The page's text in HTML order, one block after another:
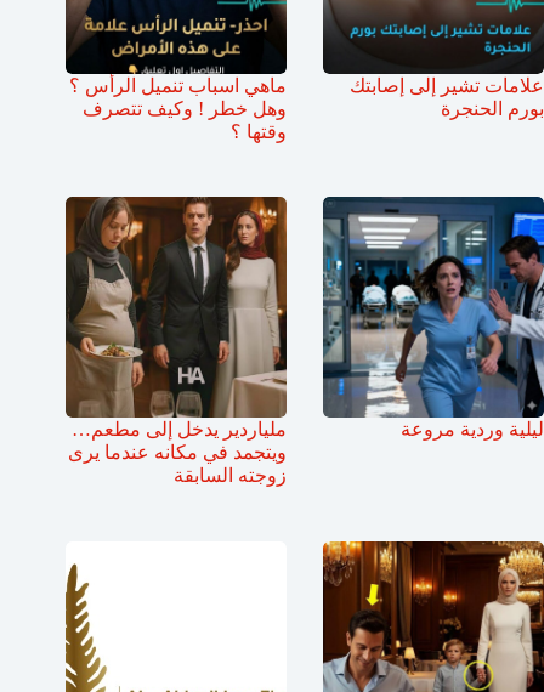
علامات تشير إلى إصابتك
بورم الحنجرة
ماهي اسباب تنميل الرأس ؟
وهل خطر ! وكيف تتصرف
وقتها ؟
ليلية وردية مروعة
ملياردير يدخل إلى مطعم…
ويتجمد في مكانه عندما يرى
زوجته السابقة